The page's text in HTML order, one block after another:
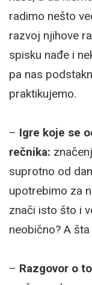
radimo nešto
razvoj njihove
spisku nađe i
pa nas
praktikujemo.
– Igre koje se
rečnika:
suprotno od
upotrebimo za
znači isto što i
neobično? A
– Razgovor o